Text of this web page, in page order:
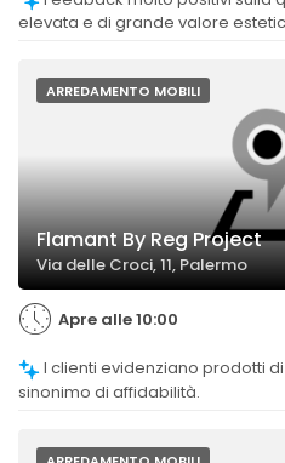
elevata e di grande valore
ARREDAMENTO MOBILI
Flamant By Reg Project
Via delle Croci, 11, Palermo
Apre alle 10:00
sinonimo di affidabilità.